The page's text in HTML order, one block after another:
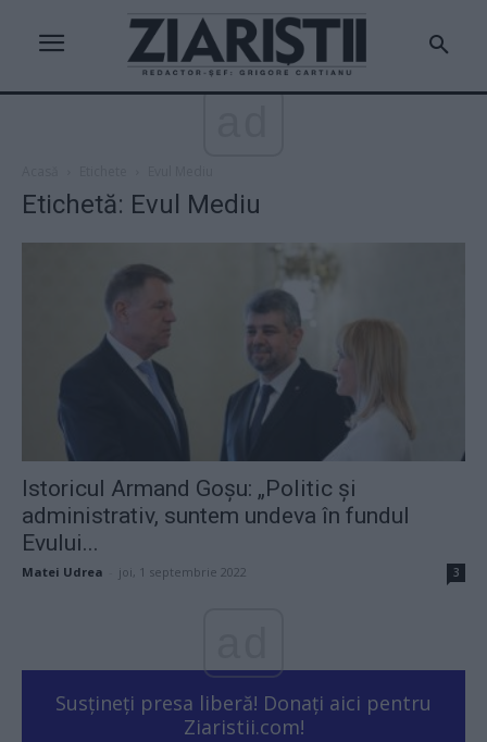
Etichetă: Evul Mediu
Istoricul Armand Goșu: „Politic și
administrativ, suntem undeva în fundul
Evului...
Matei Udrea joi, 1 septembrie 2022 3
Susțineți presa liberă! Donați aici pentru
Ziaristii.com!